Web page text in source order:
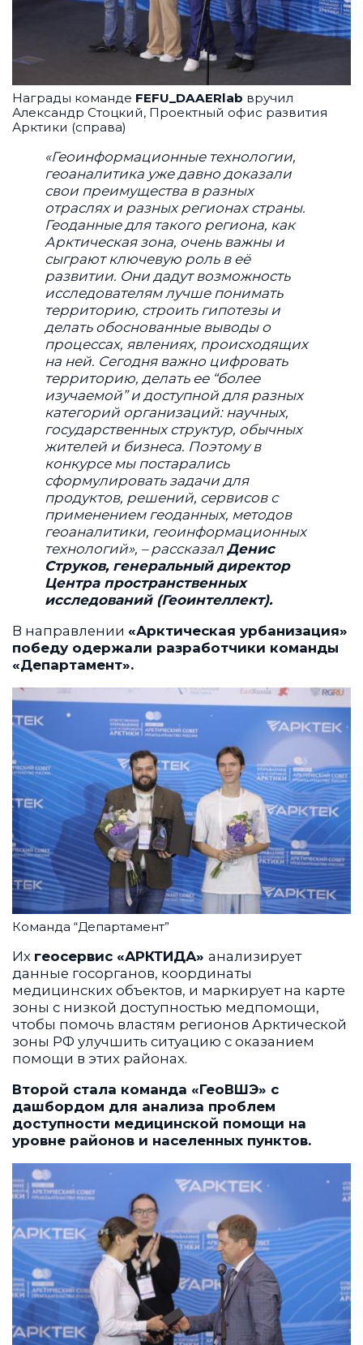
Награды команде FEFU_DAAERlab вручил
Александр Стоцкий, Проектный офис развития
Арктики (справа)
«Геоинформационные технологии,
геоаналитика уже давно доказали
свои преимущества в разных
отраслях и разных регионах страны.
Геоданные для такого региона, как
Арктическая зона, очень важны и
сыграют ключевую роль в её
развитии. Они дадут возможность
исследователям лучше понимать
территорию, строить гипотезы и
делать обоснованные выводы о
процессах, явлениях, происходящих
на ней. Сегодня важно цифровать
территорию, делать ее “более
изучаемой” и доступной для разных
категорий организаций: научных,
государственных структур, обычных
жителей и бизнеса. Поэтому в
конкурсе мы постарались
сформулировать задачи для
продуктов, решений, сервисов с
применением геоданных, методов
геоаналитики, геоинформационных
технологий», – рассказал Денис
Струков, генеральный директор
Центра пространственных
исследований (Геоинтеллект).
В направлении «Арктическая урбанизация»
победу одержали разработчики команды
«Департамент».
Команда “Департамент”
Их геосервис «АРКТИДА» анализирует
данные госорганов, координаты
медицинских объектов, и маркирует на карте
зоны с низкой доступностью медпомощи,
чтобы помочь властям регионов Арктической
зоны РФ улучшить ситуацию с оказанием
помощи в этих районах.
Второй стала команда «ГеоВШЭ» с
дашбордом для анализа проблем
доступности медицинской помощи на
уровне районов и населенных пунктов.